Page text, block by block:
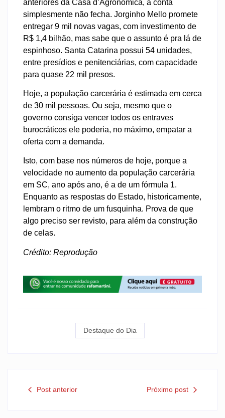
anteriores da Casa d’Agronômica, a conta
simplesmente não fecha. Jorginho Mello promete
entregar 9 mil novas vagas, com investimento de
R$ 1,4 bilhão, mas sabe que o assunto é pra lá de
espinhoso. Santa Catarina possui 54 unidades,
entre presídios e penitenciárias, com capacidade
para quase 22 mil presos.
Hoje, a população carcerária é estimada em cerca
de 30 mil pessoas. Ou seja, mesmo que o
governo consiga vencer todos os entraves
burocráticos ele poderia, no máximo, empatar a
oferta com a demanda.
Isto, com base nos números de hoje, porque a
velocidade no aumento da população carcerária
em SC, ano após ano, é a de um fórmula 1.
Enquanto as respostas do Estado, historicamente,
lembram o ritmo de um fusquinha. Prova de que
algo preciso ser revisto, para além da construção
de celas.
Crédito: Reprodução
Destaque do Dia
Post anterior Próximo post